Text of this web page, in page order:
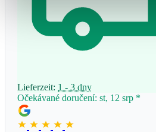
Lieferzeit: 1 - 3 dny
Očekávané doručení: st, 12 srp *